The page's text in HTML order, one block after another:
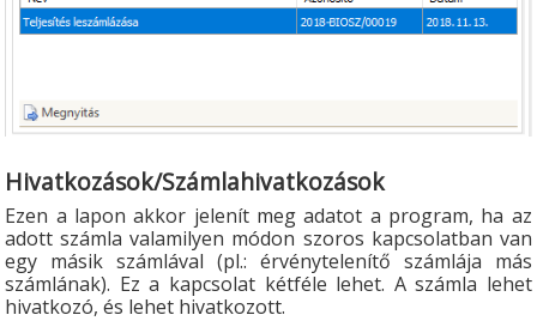
Hivatkozások/Számlahivatkozások
Ezen a lapon akkor jelenít meg adatot a program, ha az
adott számla valamilyen módon szoros kapcsolatban van
egy másik számlával (pl.: érvénytelenítő számlája más
számlának). Ez a kapcsolat kétféle lehet. A számla lehet
hivatkozó, és lehet hivatkozott.